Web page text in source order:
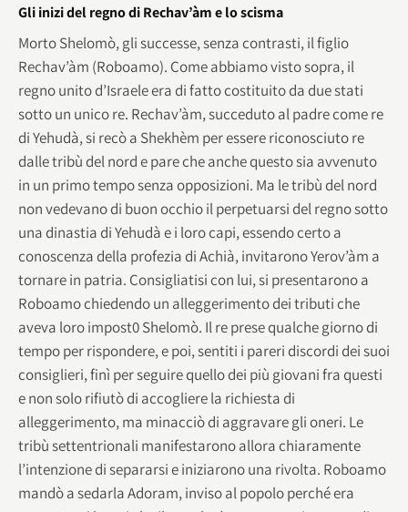
Gli inizi del regno di Rechav’àm e lo scisma
Morto Shelomò, gli successe, senza contrasti, il figlio
Rechav’àm (Roboamo). Come abbiamo visto sopra, il
regno unito d’Israele era di fatto costituito da due stati
sotto un unico re. Rechav’àm, succeduto al padre come re
di Yehudà, si recò a Shekhèm per essere riconosciuto re
dalle tribù del nord e pare che anche questo sia avvenuto
in un primo tempo senza opposizioni. Ma le tribù del nord
non vedevano di buon occhio il perpetuarsi del regno sotto
una dinastia di Yehudà e i loro capi, essendo certo a
conoscenza della profezia di Achià, invitarono Yerov’àm a
tornare in patria. Consigliatisi con lui, si presentarono a
Roboamo chiedendo un alleggerimento dei tributi che
aveva loro impost0 Shelomò. Il re prese qualche giorno di
tempo per rispondere, e poi, sentiti i pareri discordi dei suoi
consiglieri, finì per seguire quello dei più giovani fra questi
e non solo rifiutò di accogliere la richiesta di
alleggerimento, ma minacciò di aggravare gli oneri. Le
tribù settentrionali manifestarono allora chiaramente
l’intenzione di separarsi e iniziarono una rivolta. Roboamo
mandò a sedarla Adoram, inviso al popolo perché era